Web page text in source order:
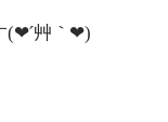
(❤´艸｀❤)